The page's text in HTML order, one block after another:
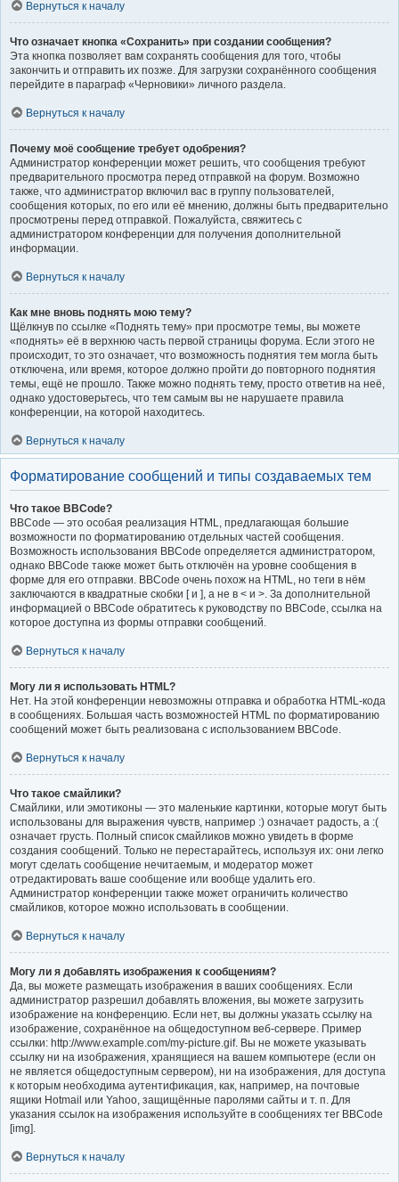
Вернуться к началу
Что означает кнопка «Сохранить» при создании сообщения?
Эта кнопка позволяет вам сохранять сообщения для того, чтобы
закончить и отправить их позже. Для загрузки сохранённого сообщения
перейдите в параграф «Черновики» личного раздела.
Вернуться к началу
Почему моё сообщение требует одобрения?
Администратор конференции может решить, что сообщения требуют
предварительного просмотра перед отправкой на форум. Возможно
также, что администратор включил вас в группу пользователей,
сообщения которых, по его или её мнению, должны быть предварительно
просмотрены перед отправкой. Пожалуйста, свяжитесь с
администратором конференции для получения дополнительной
информации.
Вернуться к началу
Как мне вновь поднять мою тему?
Щёлкнув по ссылке «Поднять тему» при просмотре темы, вы можете
«поднять» её в верхнюю часть первой страницы форума. Если этого не
происходит, то это означает, что возможность поднятия тем могла быть
отключена, или время, которое должно пройти до повторного поднятия
темы, ещё не прошло. Также можно поднять тему, просто ответив на неё,
однако удостоверьтесь, что тем самым вы не нарушаете правила
конференции, на которой находитесь.
Вернуться к началу
Форматирование сообщений и типы создаваемых тем
Что такое BBCode?
BBCode — это особая реализация HTML, предлагающая большие
возможности по форматированию отдельных частей сообщения.
Возможность использования BBCode определяется администратором,
однако BBCode также может быть отключён на уровне сообщения в
форме для его отправки. BBCode очень похож на HTML, но теги в нём
заключаются в квадратные скобки [ и ], а не в < и >. За дополнительной
информацией о BBCode обратитесь к руководству по BBCode, ссылка на
которое доступна из формы отправки сообщений.
Вернуться к началу
Могу ли я использовать HTML?
Нет. На этой конференции невозможны отправка и обработка HTML-кода
в сообщениях. Большая часть возможностей HTML по форматированию
сообщений может быть реализована с использованием BBCode.
Вернуться к началу
Что такое смайлики?
Смайлики, или эмотиконы — это маленькие картинки, которые могут быть
использованы для выражения чувств, например :) означает радость, а :(
означает грусть. Полный список смайликов можно увидеть в форме
создания сообщений. Только не перестарайтесь, используя их: они легко
могут сделать сообщение нечитаемым, и модератор может
отредактировать ваше сообщение или вообще удалить его.
Администратор конференции также может ограничить количество
смайликов, которое можно использовать в сообщении.
Вернуться к началу
Могу ли я добавлять изображения к сообщениям?
Да, вы можете размещать изображения в ваших сообщениях. Если
администратор разрешил добавлять вложения, вы можете загрузить
изображение на конференцию. Если нет, вы должны указать ссылку на
изображение, сохранённое на общедоступном веб-сервере. Пример
ссылки: http://www.example.com/my-picture.gif. Вы не можете указывать
ссылку ни на изображения, хранящиеся на вашем компьютере (если он
не является общедоступным сервером), ни на изображения, для доступа
к которым необходима аутентификация, как, например, на почтовые
ящики Hotmail или Yahoo, защищённые паролями сайты и т. п. Для
указания ссылок на изображения используйте в сообщениях тег BBCode
[img].
Вернуться к началу